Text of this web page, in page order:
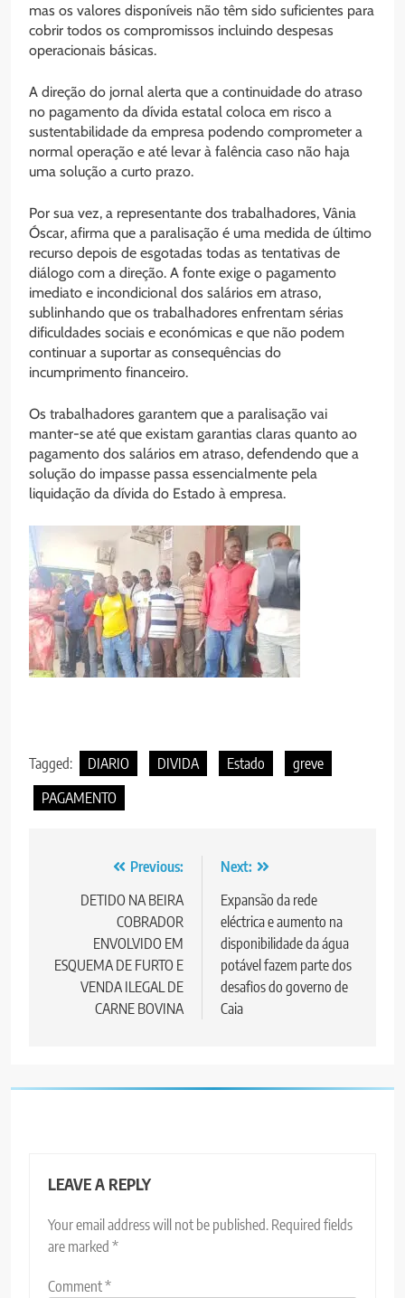
mas os valores disponíveis não têm sido suficientes para
cobrir todos os compromissos incluindo despesas
operacionais básicas.
A direção do jornal alerta que a continuidade do atraso
no pagamento da dívida estatal coloca em risco a
sustentabilidade da empresa podendo comprometer a
normal operação e até levar à falência caso não haja
uma solução a curto prazo.
Por sua vez, a representante dos trabalhadores, Vânia
Óscar, afirma que a paralisação é uma medida de último
recurso depois de esgotadas todas as tentativas de
diálogo com a direção. A fonte exige o pagamento
imediato e incondicional dos salários em atraso,
sublinhando que os trabalhadores enfrentam sérias
dificuldades sociais e económicas e que não podem
continuar a suportar as consequências do
incumprimento financeiro.
Os trabalhadores garantem que a paralisação vai
manter-se até que existam garantias claras quanto ao
pagamento dos salários em atraso, defendendo que a
solução do impasse passa essencialmente pela
liquidação da dívida do Estado à empresa.
Tagged: DIARIO DIVIDA Estado
greve
PAGAMENTO
navigation
Previous:
DETIDO NA BEIRA
COBRADOR
ENVOLVIDO EM
ESQUEMA DE FURTO E
VENDA ILEGAL DE
CARNE BOVINA
Next:
Expansão da rede
eléctrica e aumento na
disponibilidade da água
potável fazem parte dos
desafios do governo de
Caia
LEAVE A REPLY
Your email address will not be published. Required fields
are marked *
Comment*